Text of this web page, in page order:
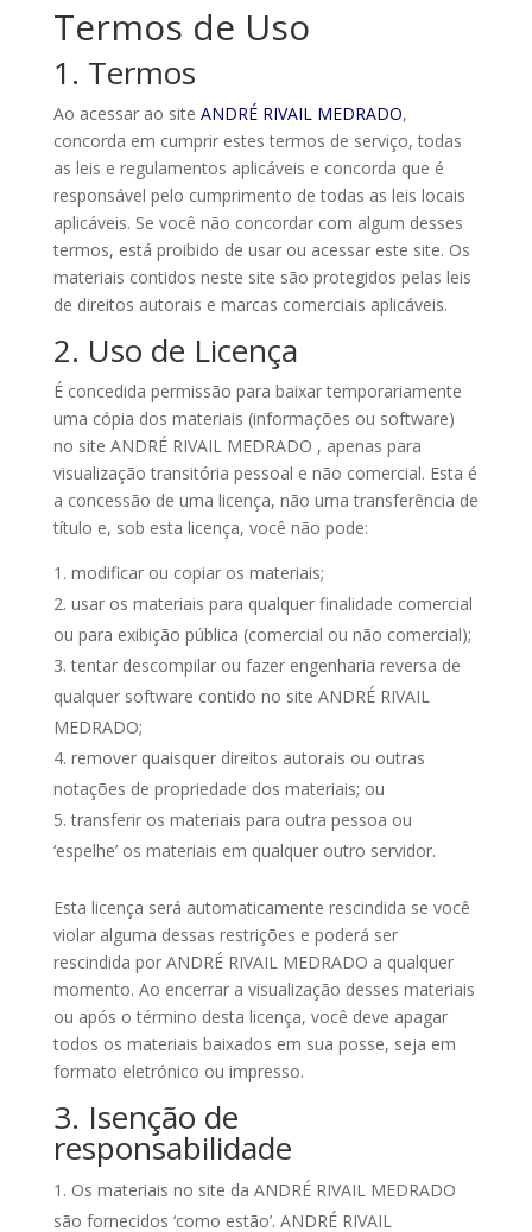
Termos de Uso
1. Termos
Ao acessar ao site ANDRÉ RIVAIL MEDRADO,
concorda em cumprir estes termos de serviço, todas
as leis e regulamentos aplicáveis ​​e concorda que é
responsável pelo cumprimento de todas as leis locais
aplicáveis. Se você não concordar com algum desses
termos, está proibido de usar ou acessar este site. Os
materiais contidos neste site são protegidos pelas leis
de direitos autorais e marcas comerciais aplicáveis.
2. Uso de Licença
É concedida permissão para baixar temporariamente
uma cópia dos materiais (informações ou software)
no site ANDRÉ RIVAIL MEDRADO , apenas para
visualização transitória pessoal e não comercial. Esta é
a concessão de uma licença, não uma transferência de
título e, sob esta licença, você não pode:
modificar ou copiar os materiais;
usar os materiais para qualquer finalidade comercial
ou para exibição pública (comercial ou não comercial);
tentar descompilar ou fazer engenharia reversa de
qualquer software contido no site ANDRÉ RIVAIL
MEDRADO;
remover quaisquer direitos autorais ou outras
notações de propriedade dos materiais; ou
transferir os materiais para outra pessoa ou
‘espelhe’ os materiais em qualquer outro servidor.
Esta licença será automaticamente rescindida se você
violar alguma dessas restrições e poderá ser
rescindida por ANDRÉ RIVAIL MEDRADO a qualquer
momento. Ao encerrar a visualização desses materiais
ou após o término desta licença, você deve apagar
todos os materiais baixados em sua posse, seja em
formato eletrónico ou impresso.
3. Isenção de
responsabilidade
Os materiais no site da ANDRÉ RIVAIL MEDRADO
são fornecidos ‘como estão’. ANDRÉ RIVAIL